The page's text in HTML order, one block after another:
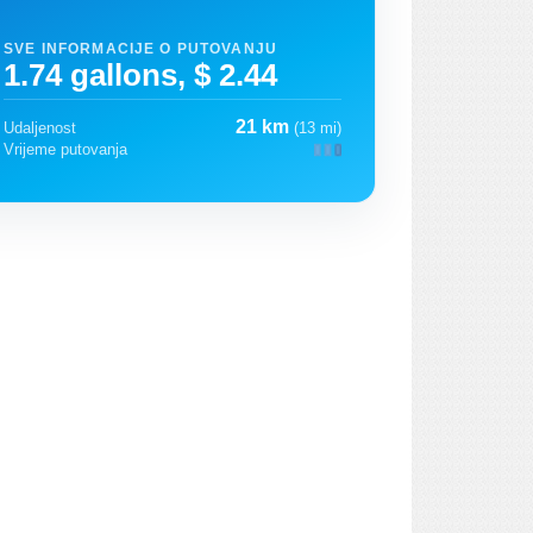
SVE INFORMACIJE O PUTOVANJU
1.74 gallons, $ 2.44
Udaljenost 21 km (13 mi)
Vrijeme putovanja